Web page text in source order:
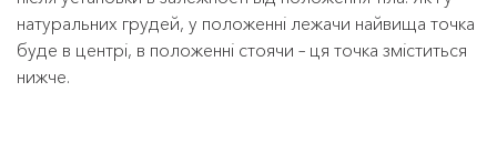
натуральних грудей, у положенні лежачи найвища точка
буде в центрі, в положенні стоячи – ця точка зміститься
нижче.